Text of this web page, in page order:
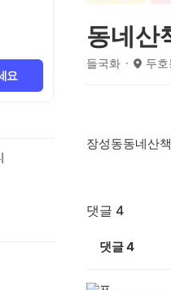
요
동네산
들국화 두호
장성동동네산
댓글 4
댓글4